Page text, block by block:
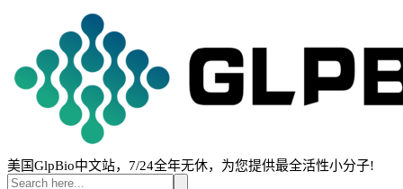
美国GlpBio中文站，7/24全年无休，为您提供最全活性小分子!